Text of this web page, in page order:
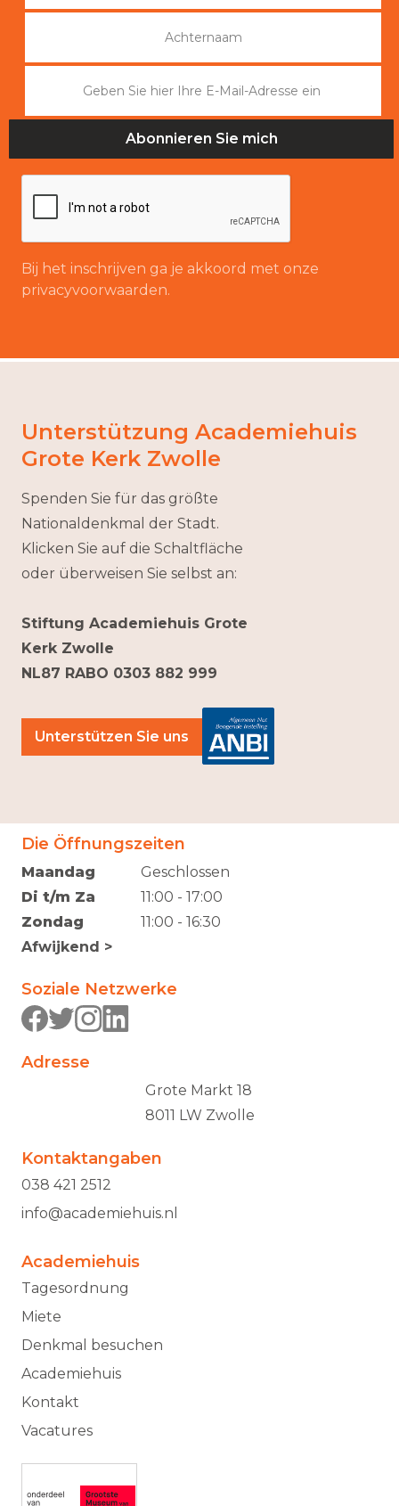
Bij het inschrijven ga je akkoord met onze
privacyvoorwaarden.
Die Öffnungszeiten
Maandag
Di t/m Za
Zondag
Afwijkend >
Geschlossen
11:00 - 17:00
11:00 - 16:30
Soziale Netzwerke
Adresse
Grote Markt 18
8011 LW Zwolle
Kontaktangaben
038 421 2512
info@academiehuis.nl
Academiehuis
Tagesordnung
Miete
Denkmal besuchen
Academiehuis
Kontakt
Vacatures
Unterstützung Academiehuis
Grote Kerk Zwolle
Spenden Sie für das größte
Nationaldenkmal der Stadt.
Klicken Sie auf die Schaltfläche
oder überweisen Sie selbst an:
Stiftung Academiehuis Grote
Kerk Zwolle
NL87 RABO 0303 882 999
Unterstützen Sie uns